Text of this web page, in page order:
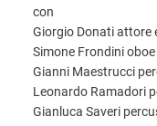
con
Giorgio Donati attore
Simone Frondini
Gianni Maestrucci
Leonardo Ramadori
Gianluca Saveri